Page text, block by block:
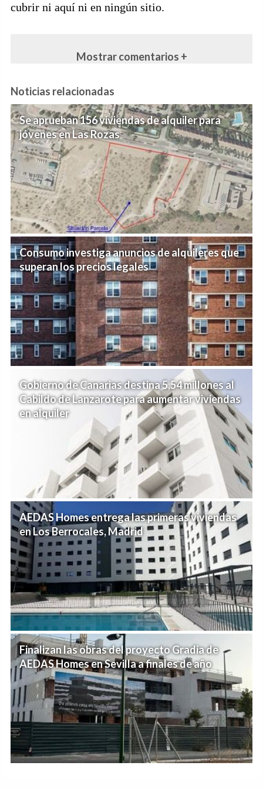
cubrir ni aquí ni en ningún sitio.
Mostrar comentarios +
Noticias relacionadas
Se aprueban 156 viviendas de alquiler para
jóvenes en Las Rozas
Consumo investiga anuncios de alquileres que
superan los precios legales
Gobierno de Canarias destina 5,54 millones al
Cabildo de Lanzarote para aumentar viviendas
en alquiler
AEDAS Homes entrega las primeras viviendas
en Los Berrocales, Madrid
Finalizan las obras del proyecto Gradia de
AEDAS Homes en Sevilla a finales de año